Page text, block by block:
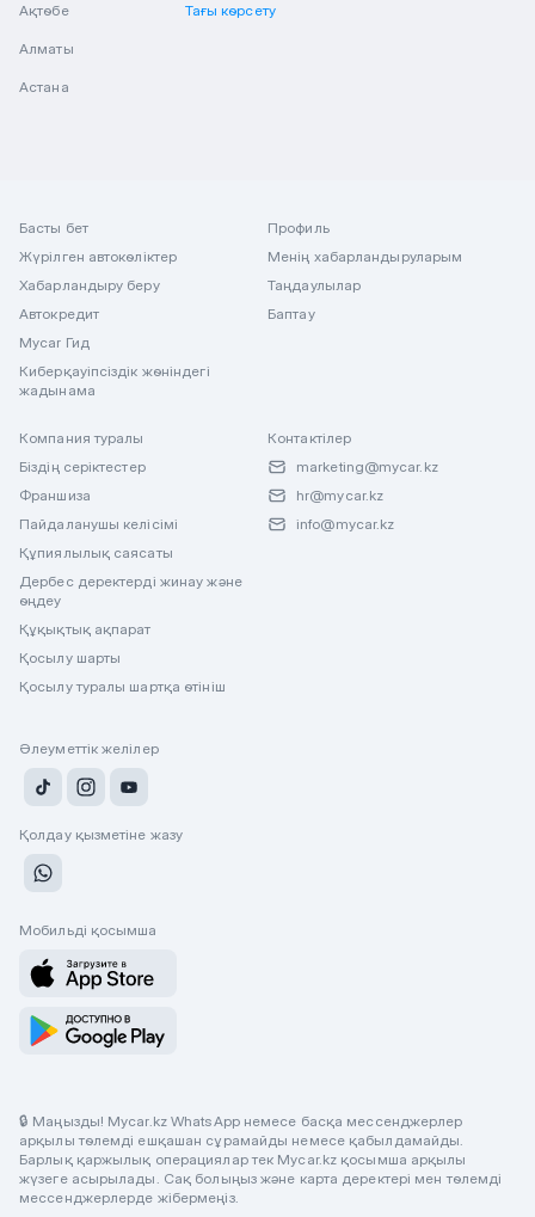
Ақтөбе
Алматы
Астана
Тағы көрсету
Басты бет
Жүрілген автокөліктер
Хабарландыру беру
Автокредит
Mycar Гид
Киберқауіпсіздік жөніндегі
жадынама
Профиль
Менің хабарландыруларым
Таңдаулылар
Баптау
Компания туралы
Біздің серіктестер
Франшиза
Пайдаланушы келісімі
Құпиялылық саясаты
Дербес деректерді жинау және
өңдеу
Құқықтық ақпарат
Қосылу шарты
Қосылу туралы шартқа өтініш
Контактілер
marketing@mycar.kz
hr@mycar.kz
info@mycar.kz
Әлеуметтік желілер
Қолдау қызметіне жазу
Мобильді қосымша
🔒 Маңызды! Mycar.kz WhatsApp немесе басқа мессенджерлер
арқылы төлемді ешқашан сұрамайды немесе қабылдамайды.
Барлық қаржылық операциялар тек Mycar.kz қосымша арқылы
жүзеге асырылады. Сақ болыңыз және карта деректері мен төлемді
мессенджерлерде жібермеңіз.